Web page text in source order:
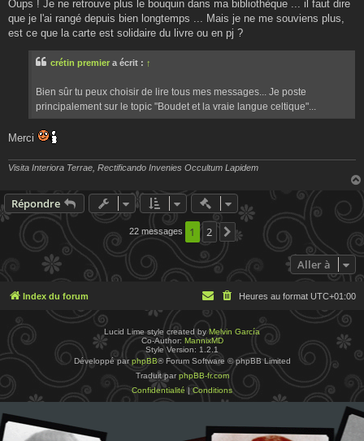
Oups ! Je ne retrouve plus le bouquin dans ma bibliothèque ... il faut dire
que je l'ai rangé depuis bien longtemps ... Mais je ne me souviens plus,
est ce que la carte est solidaire du livre ou en pj ?
crétin premier a écrit : ↑
Bien sûr tu peux choisir de lire tous mes messages... Je poste
principalement sur le topic "Boudet et la vraie langue celtique"...
Merci
Visita Interiora Terrae, Rectificando Invenies Occultum Lapidem
Répondre Actions rapides de
22 messages 1 2 Suivante
Aller à
Index du forum Heures au format UTC+01:00
Lucid Lime style created byMelvin García
Co-Author: MannixMD
Style Version: 1.2.1
Développé parphpBB® Forum Software © phpBB Limited
Traduit par phpBB-fr.com
Confidentialité
Conditions